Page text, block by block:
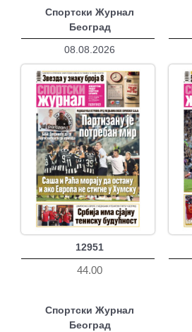
Спортски Журнал
Београд
08.08.2026
12951
44.00
Спортски Журнал
Београд